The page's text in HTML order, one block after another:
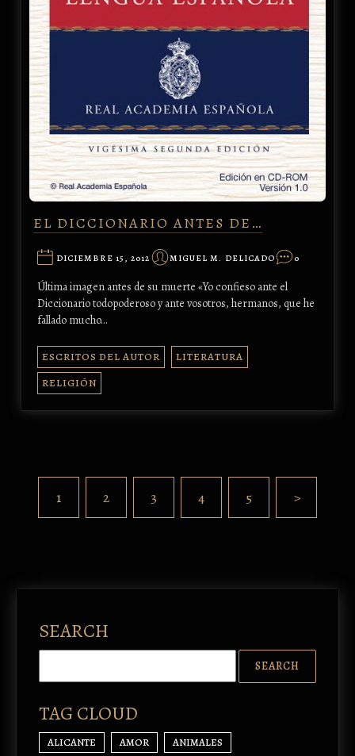
EL DICCIONARIO ANTES DE…
DICIEMBRE 15, 2012 MIGUEL M. DELICADO 0
Última imagen antes de su muerte «Yo confieso ante el
Diccionario todopoderoso y ante vosotros, hermanos, que he
fallado mucho…
ESCRITOS DEL AUTOR
LITERATURA
RELIGIÓN
1 2 3 4 5 >
SEARCH
TAG CLOUD
ALICANTE AMOR ANIMALES